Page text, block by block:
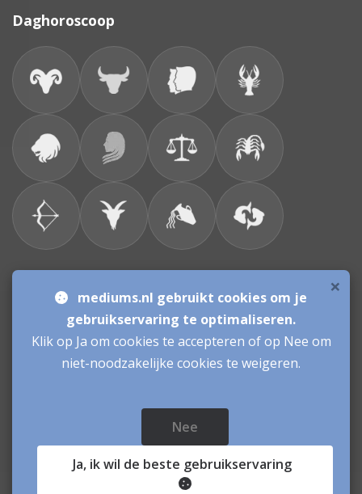
Daghoroscoop
Consulenten
Vacatures Mediums
Werken als Medium
© sinds 2006 - 2026
- mediums Nederland
Paranormale Hulplijn:mediums geven inzicht en
×
mediums.nl gebruikt cookies om je
gebruikservaring te optimaliseren.
Klik op Ja om cookies te accepteren of op Nee om
niet-noodzakelijke cookies te weigeren.
Nee
Ja, ik wil de beste gebruikservaring